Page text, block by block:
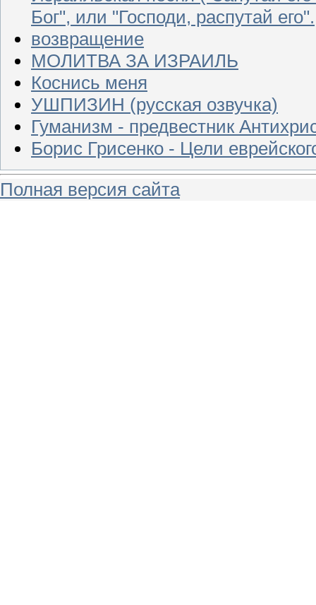
Бог", или "Господи, распутай его".
возвращение
МОЛИТВА ЗА ИЗРАИЛЬ
Коснись меня
УШПИЗИН (русская озвучка)
Гуманизм - предвестник
Борис Грисенко - Цели
Полная версия сайта